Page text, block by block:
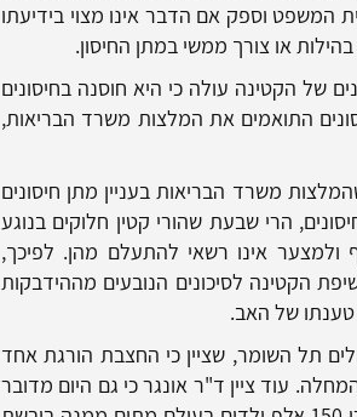
בית המשפט וספק אם הדבר אינו מצוי בידיעתו
או צורך ממשי במתן החיסון.
הקטינה עולה כי היא חוסנה בחיסונים
בית ספרה בחיסונים התואמים את המלצות משרד הבריאות,
משרד הבריאות בעניין מתן חיסונים
הרי שבעת שהורי קטין חלוקים בנוגע
אינו רשאי להתעלם מהן. לפיכך,
הקטינה לסיכונים הנובעים מההידבקות
טענתו של האב.
תל השומר, שציין כי החצבת הורגת אחד
כ-43 מיליון ילדים בשנה מהמחלה. עוד ציין ד"ר אונגר כי גם היום מדובר